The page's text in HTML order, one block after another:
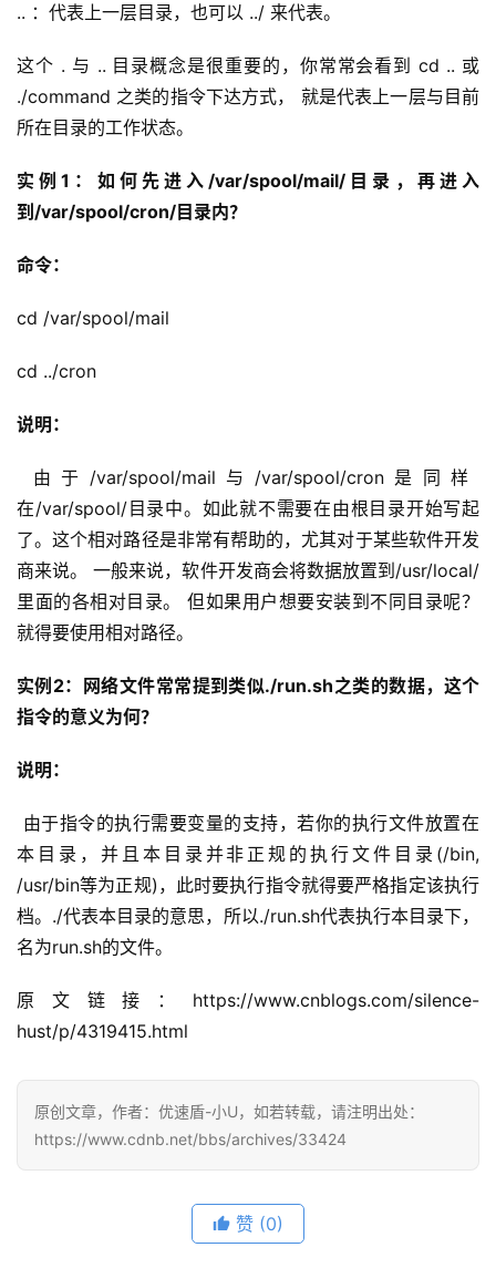
.. ：代表上一层目录，也可以 ../ 来代表。
这个 . 与 .. 目录概念是很重要的，你常常会看到 cd .. 或
./command 之类的指令下达方式， 就是代表上一层与目前
所在目录的工作状态。
实例1：如何先进入/var/spool/mail/目录，再进入
到/var/spool/cron/目录内？
命令：
cd /var/spool/mail
cd ../cron
说明：
在/var/spool/目录中。如此就不需要在由根目录开始写起
了。这个相对路径是非常有帮助的，尤其对于某些软件开发
商来说。 一般来说，软件开发商会将数据放置到/usr/local/
里面的各相对目录。 但如果用户想要安装到不同目录呢？
就得要使用相对路径。
实例2：网络文件常常提到类似./run.sh之类的数据，这个
指令的意义为何？
说明：
本目录，并且本目录并非正规的执行文件目录(/bin,
/usr/bin等为正规)，此时要执行指令就得要严格指定该执行
档。./代表本目录的意思，所以./run.sh代表执行本目录下，
名为run.sh的文件。
原文链接：https://www.cnblogs.com/silence-
hust/p/4319415.html
原创文章，作者：优速盾-小U，如若转载，请注明出处：
https://www.cdnb.net/bbs/archives/33424
赞 (0)